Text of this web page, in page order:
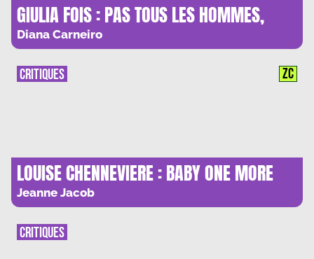
GIULIA FOIS : PAS TOUS LES HOMMES,
MAIS TOUTES LES FEMMES
Diana Carneiro
LOUISE CHENNEVIERE : BABY ONE MORE
TIME
Jeanne Jacob
CRITIQUES ZC
CRITIQUES